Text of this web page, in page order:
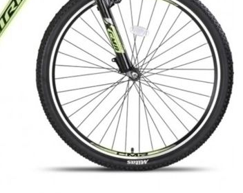
FIETSEN VANAF 400 EUR • GEBRUIKT